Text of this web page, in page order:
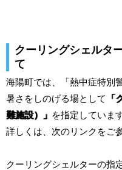
クーリングシェルタ
て
海陽町では、「熱中症特別
暑さをしのげる場として
「
難施設）」 を指定しています
詳しくは、次のリンクをご
クーリングシェルターの指